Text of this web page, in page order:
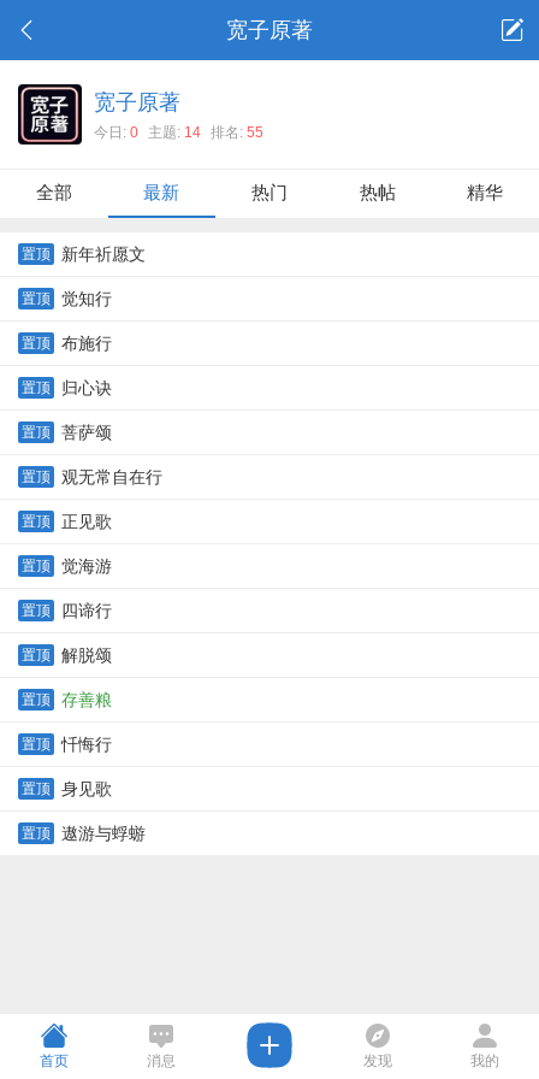
宽子原著
宽子原著
今日: 0 主题: 14 排名: 55
全部 最新 热门 热帖 精华
置顶 新年祈愿文
置顶 觉知行
置顶 布施行
置顶 归心诀
置顶 菩萨颂
置顶 观无常自在行
置顶 正见歌
置顶 觉海游
置顶 四谛行
置顶 解脱颂
置顶 存善粮
置顶 忏悔行
置顶 身见歌
置顶 遨游与蜉蝣
首页 消息 发现 我的